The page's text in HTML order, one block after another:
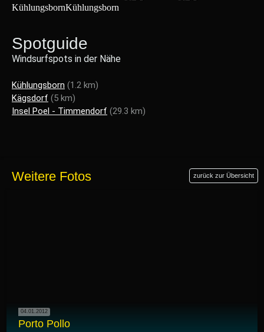
Spotguide
Windsurfspots in der Nähe
Kühlungsborn (1.2 km)
Kägsdorf (5 km)
Insel Poel - Timmendorf (29.3 km)
Weitere Fotos zurück zur Übersicht
04.01.2012
Porto Pollo